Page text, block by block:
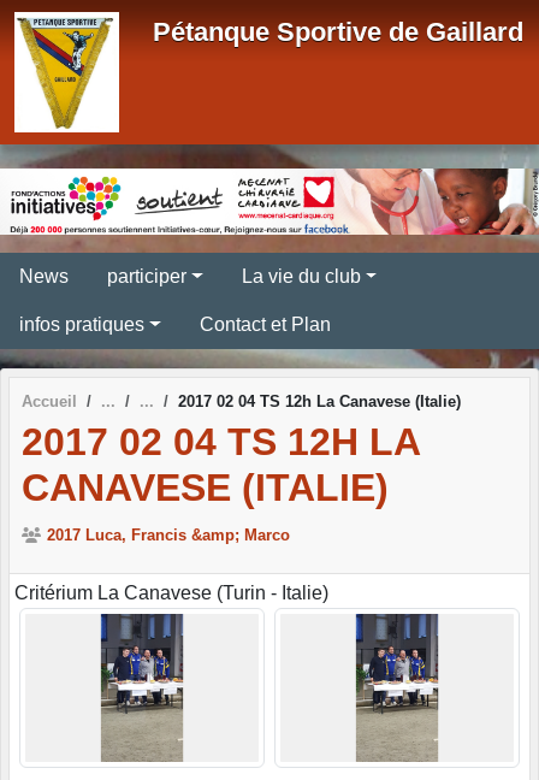
Pétanque Sportive de Gaillard
News participer La vie du club
infos pratiques Contact et Plan
Accueil 2017 02 04 TS 12h La Canavese (Italie)
2017 02 04 TS 12H LA
CANAVESE (ITALIE)
2017 Luca, Francis &amp; Marco
Critérium La Canavese (Turin - Italie)
Panneau de gestion des cookies